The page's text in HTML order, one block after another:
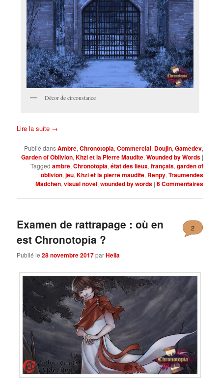
Décor de circonstance
Lire la suite →
Publié dansAmbre, Chronotopia, Commercial, Doujin, Gamedev,
Garden of Oblivion, Khzi et la Pierre Maudite, Wounded by Words |
Tagged ambre, Chronotopia, état des lieux, français, garden of
oblivion, jeu, Khzi et la pierre maudite, Renpy, Traumendes
Madchen, visual novel, wounded by words | 6Commentaires
Examen de rattrapage : où en
est Chronotopia ?
Publié le28 novembre 2017parHelia
2